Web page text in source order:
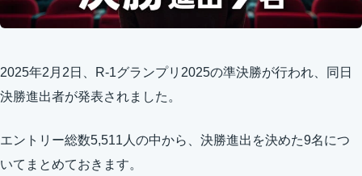
2025年2月2日、R-1グランプリ2025の準決勝が行われ、同日
決勝進出者が発表されました。
エントリー総数5,511人の中から、決勝進出を決めた9名につ
いてまとめておきます。